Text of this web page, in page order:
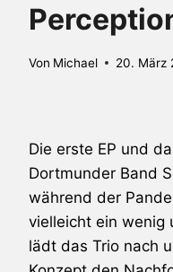
Von Michael 20. März
Die erste EP und
Dortmunder Band
während der
vielleicht ein wenig
lädt das Trio nach